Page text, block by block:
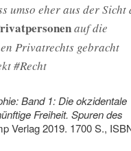
umso eher aus der Sicht
auf die
Privatrechts gebracht
#Recht
Band 1: Die okzidentale
Freiheit. Spuren des
Verlag 2019. 1700 S.,